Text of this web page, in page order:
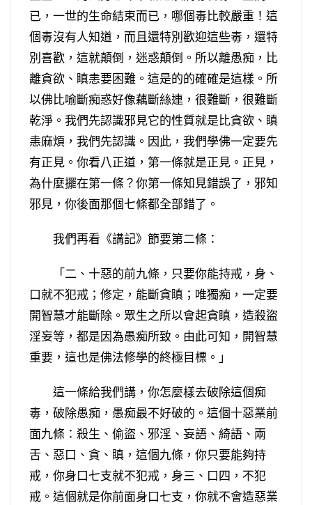
已，一世的生命結束而已，哪個毒比較嚴重！這
個毒沒有人知道，而且還特別歡迎這些毒，還特
別喜歡，這就顛倒，迷惑顛倒。所以離愚痴，比
離貪欲、瞋恚要困難。這是的的確確是這樣。所
以佛比喻斷痴惑好像藕斷絲連，很難斷，很難斷
乾淨。我們先認識邪見它的性質就是比貪欲、瞋
恚麻煩，我們先認識。因此，我們學佛一定要先
有正見。你看八正道，第一條就是正見。正見，
為什麼擺在第一條？你第一條知見錯誤了，邪知
邪見，你後面那個七條都全部錯了。
我們再看《講記》節要第二條：
「二、十惡的前九條，只要你能持戒，身、
口就不犯戒；修定，能斷貪瞋；唯獨痴，一定要
開智慧才能斷除。眾生之所以會起貪瞋，造殺盜
淫妄等，都是因為愚痴所致。由此可知，開智慧
重要，這也是佛法修學的終極目標。」
這一條給我們講，你怎麼樣去破除這個痴
毒，破除愚痴，愚痴最不好破的。這個十惡業前
面九條：殺生、偷盜、邪淫、妄語、綺語、兩
舌、惡口、貪、瞋，這個九條，你只要能夠持
戒，你身口七支就不犯戒，身三、口四，不犯
戒。這個就是你前面身口七支，你就不會造惡業